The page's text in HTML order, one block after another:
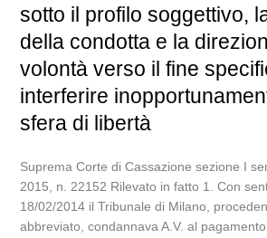
sotto il profilo soggettivo,
della condotta e la
volontà verso il fine
interferire
sfera di libertà
Suprema Corte di Cassazione sezione I
2015, n. 22152 Rilevato in fatto 1. Con
18/02/2014 il Tribunale di Milano,
abbreviato, condannava A.V. al